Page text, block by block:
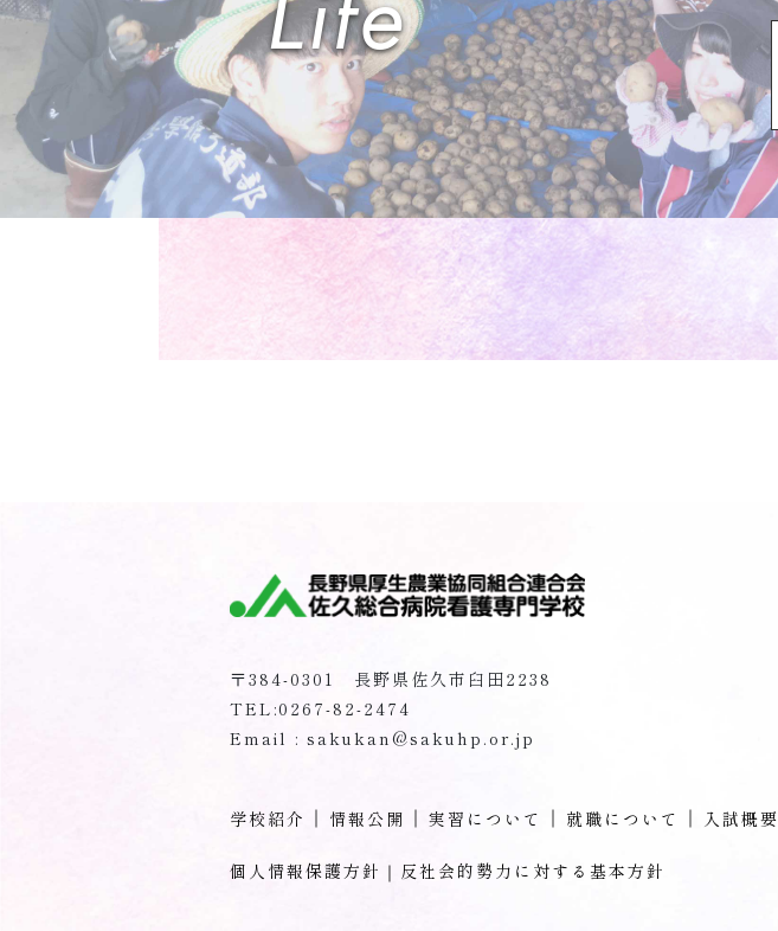
〒384-0301 長野県佐久市臼田2238
TEL:0267-82-2474
Email : sakukan@sakuhp.or.jp
学校紹介 情報公開 実習について 就職について 入試概要
個人情報保護方針｜反社会的勢力に対する基本方針